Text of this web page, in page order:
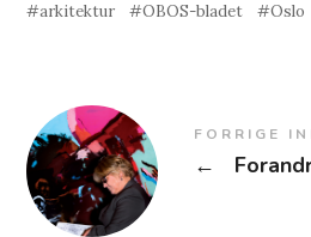
arkitektur OBOS-bladet Oslo
FORRIGE
←